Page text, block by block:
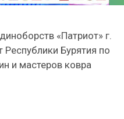
«Патриот» г.
Бурятия по
и мастеров ковра